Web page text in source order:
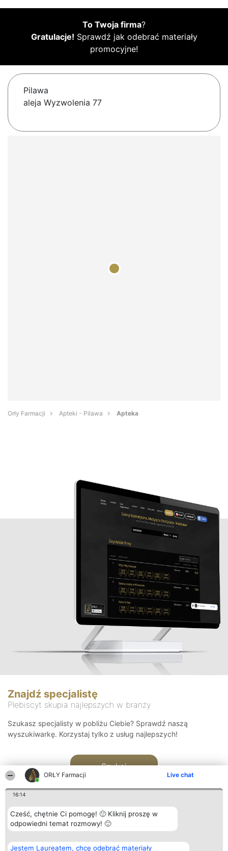
ORŁY Farmacji Live chat
16:14
Cześć, chętnie Ci pomogę! 🙂 Kliknij proszę w
odpowiedni temat rozmowy! 🙂
Jestem Laureatem, chcę odebrać materiały
To Twoja firma?
Gratulacje! Sprawdź jak odebrać materiały
promocyjne!
Pilawa
aleja Wyzwolenia 77
Orły Farmacji Apteki - Pilawa Apteka
Znajdź specjalistę
Plebiscyt skupia najlepszych w branży
Szukasz specjalisty w pobliżu Ciebie? Sprawdź naszą
wyszukiwarkę. Korzystaj tylko z usług najlepszych!
Szukaj
Organizator plebiscytu
Bright Side Solutions sp. z o.
Plebiscyt
Laureaci
Kontakt
Kontakt